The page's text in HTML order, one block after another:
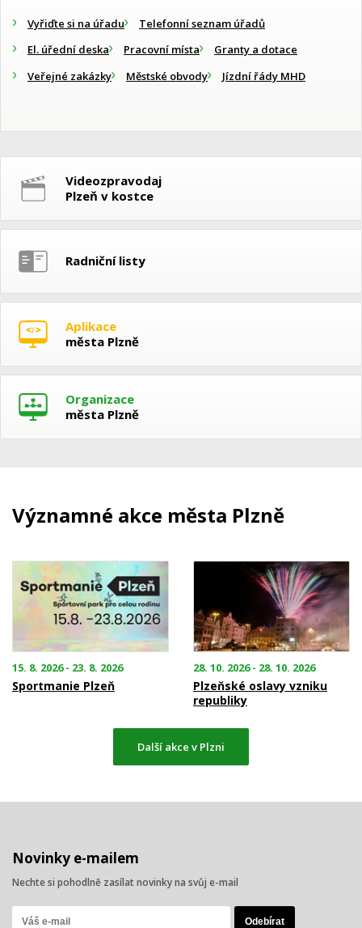
Vyřiďte si na úřadu
Telefonní seznam úřadů
El. úřední deska
Pracovní místa
Granty a dotace
Veřejné zakázky
Městské obvody Jízdní řády MHD
Videozpravodaj
Plzeň v kostce
Radniční listy
Aplikace
města Plzně
Organizace
města Plzně
Významné akce města Plzně
15. 8. 2026 - 23. 8. 2026
Sportmanie Plzeň
28. 10. 2026 - 28. 10. 2026
Plzeňské oslavy vzniku
republiky
Další akce v Plzni
Novinky e-mailem
Nechte si pohodlně zasílat novinky na svůj e-mail